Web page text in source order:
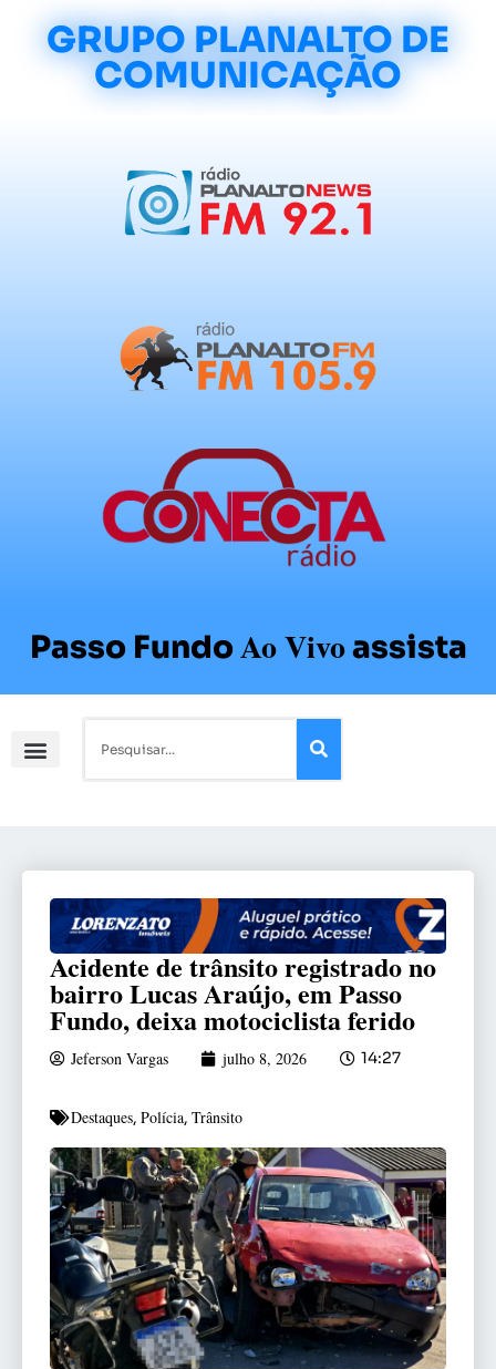
GRUPO PLANALTO DE
COMUNICAÇÃO
Passo FundoAo Vivoassista
Acidente de trânsito registrado no
bairro Lucas Araújo, em Passo
Fundo, deixa motociclista ferido
Jeferson Vargas julho 8, 2026 14:27
Destaques, Polícia, Trânsito